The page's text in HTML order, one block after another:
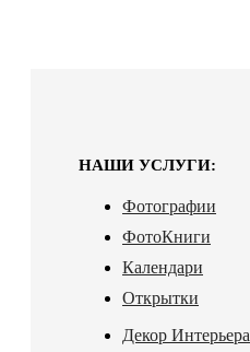
НАШИ УСЛУГИ:
Фотографии
ФотоКниги
Календари
Открытки
Декор Интерьера